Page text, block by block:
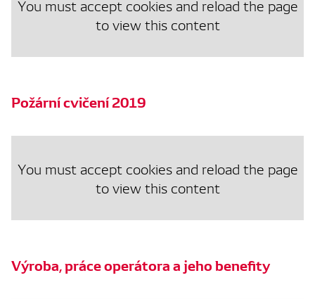
You must accept cookies and reload the page
to view this content
Požární cvičení 2019
You must accept cookies and reload the page
to view this content
Výroba, práce operátora a jeho benefity